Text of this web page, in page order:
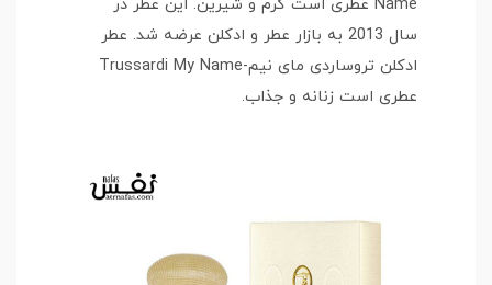
سال 2013 به بازار عطر و ادکلن عرضه شد. عطر
ادکلن تروساردی مای نیم-Trussardi My Name
عطری است زنانه و جذاب.